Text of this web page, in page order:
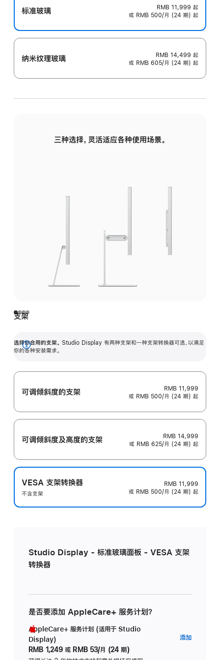
标准玻璃 RMB 11,999 起
或 RMB 500/月 (24 期) 起
纳米纹理玻璃 RMB 14,499 起
或 RMB 605/月 (24 期) 起
三种选择，灵活适应各种使用场景。
支架
选择你合用的支架。 Studio Display 有两种支架和一种支架转换器可选，以满足
你的各种安装需求。
展
可调倾斜度的支架
RMB 11,999
或 RMB 500/月 (24 期) 起
可调倾斜度及高‍度的支‍架
RMB 14,999
或 RMB 625/月 (24 期) 起
VESA 支架转换器
不含支架
RMB 11,999
或 RMB 500/月 (24 期) 起
Studio Display - 标准玻璃面板 - VESA 支架
转换器
是否要添加 AppleCare+ 服务计划？
AppleCare+ 服务计划 (适用于 Studio
Display)
RMB 1,249 或 RMB 53/月 (24 期)
添加